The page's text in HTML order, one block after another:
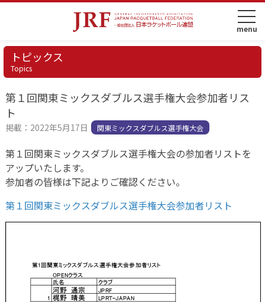
トピックス
Topics
第１回関東ミックスダブルス選手権大会参加者リス
ト
掲載：2022年5月17日 関東ミックスダブルス選手権大会
第１回関東ミックスダブルス選手権大会の参加者リストを
アップいたします。
参加者の皆様は下記よりご確認ください。
第１回関東ミックスダブルス選手権大会参加者リスト